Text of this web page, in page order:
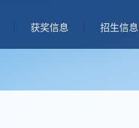
获奖信息 招生信息